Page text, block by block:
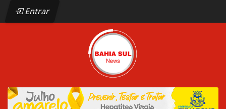
Entrar